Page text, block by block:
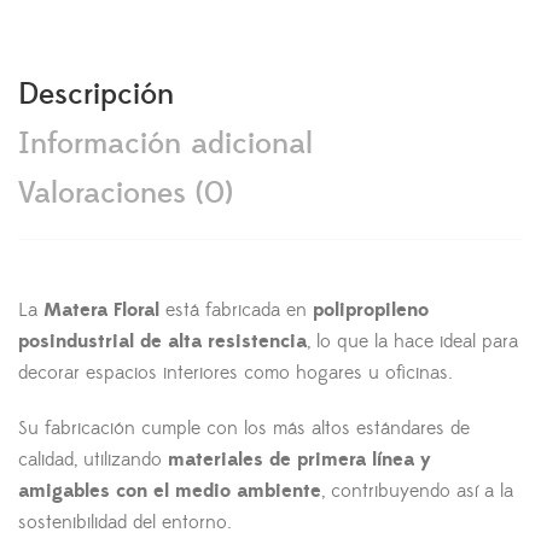
Descripción
Información adicional
Valoraciones (0)
La Matera Floral está fabricada en polipropileno
posindustrial de alta resistencia, lo que la hace ideal para
decorar espacios interiores como hogares u oficinas.
Su fabricación cumple con los más altos estándares de
calidad, utilizando materiales de primera línea y
amigables con el medio ambiente, contribuyendo así a la
sostenibilidad del entorno.